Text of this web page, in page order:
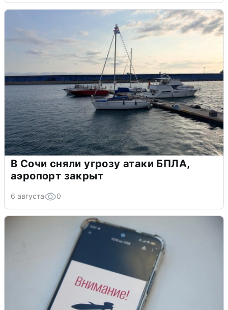
В Сочи сняли угрозу атаки БПЛА,
аэропорт закрыт
6 августа 0